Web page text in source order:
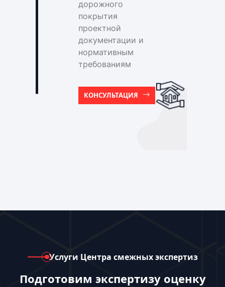
дорожного
покрытия
проектной
документации и
нормативным
требованиям
КОНСУЛЬТАЦИЯ
Услуги Центра смежных экспертиз
Подготовим экспертизу оценку